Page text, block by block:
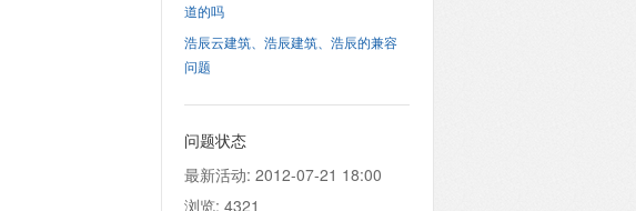
道的吗
浩辰云建筑、浩辰建筑、浩辰的兼容
问题
问题状态
最新活动: 2012-07-21 18:00
浏览: 4321